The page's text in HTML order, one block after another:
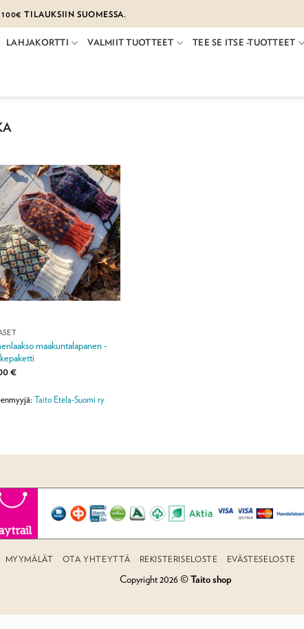
TILAUKSIIN SUOMESSA.
LAHJAKORTTI VALMIIT TUOTTEET TEE SE ITSE -TUOTTEET
maakuntalapanen -
€
Taito Etela-Suomi ry
MYYMÄLÄT OTA YHTEYTTÄ REKISTERISELOSTE EVÄSTESELOSTE
Copyright 2026 ©Taito shop